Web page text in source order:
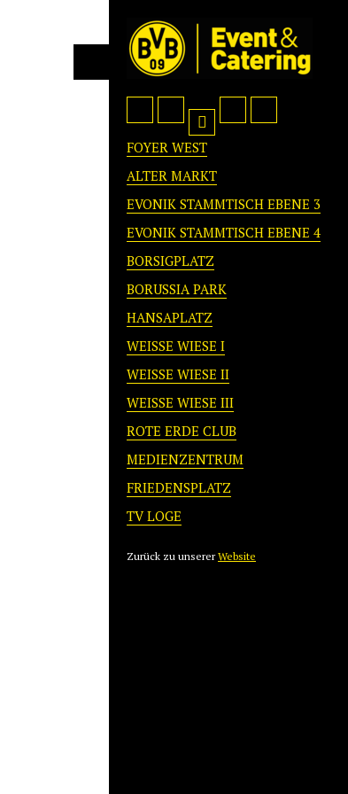
FOYER WEST
ALTER MARKT
EVONIK STAMMTISCH EBENE 3
EVONIK STAMMTISCH EBENE 4
BORSIGPLATZ
BORUSSIA PARK
HANSAPLATZ
WEISSE WIESE I
WEISSE WIESE II
WEISSE WIESE III
ROTE ERDE CLUB
MEDIENZENTRUM
FRIEDENSPLATZ
TV LOGE
Zurück zu unsererWebsite